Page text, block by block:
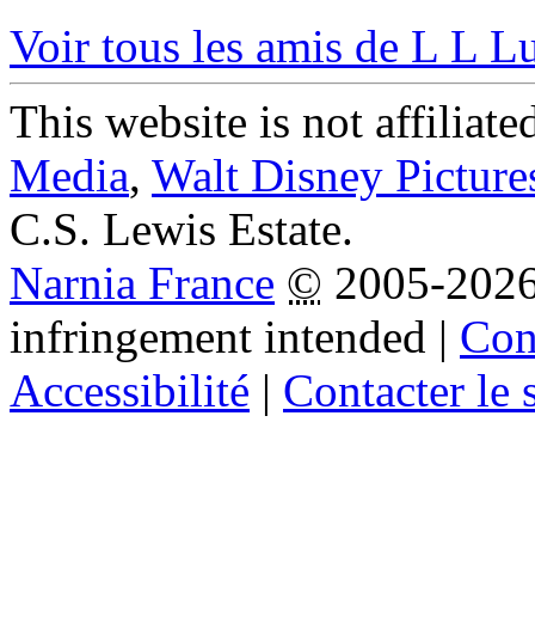
Voir tous les amis de L L
This website is not
Media, Walt Disney
C.S. Lewis Estate.
Narnia France © 2005-
infringement intended |
Accessibilité | Contacter le